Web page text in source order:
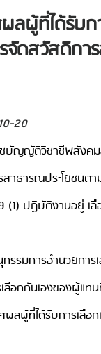
ลผู้ที่ได้รับ
จัดสวัสดิกา
20
บัญญัติวิชาชีพสังคม
าธารณประโยชน์ต
(1) ปฏิบัติงานอยู่ เ
รมการอำนวยการ
ลือกกันเองของผู้แท
ผลผู้ที่ได้รับการเลื